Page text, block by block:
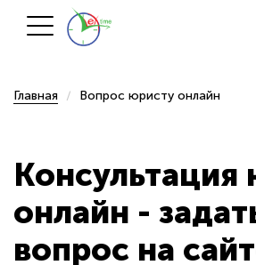
Главная Вопрос юристу онлайн
Консультация
онлайн -
вопрос на